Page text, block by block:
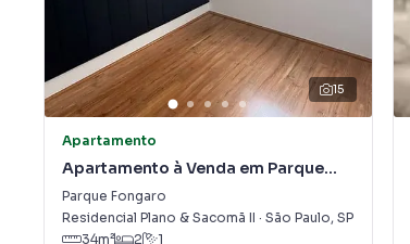
15
Apartamento
Apartamento à Venda em Parque
Fongaro
Parque Fongaro
Residencial Plano & Sacomã II · São Paulo, SP
34m² 2 1